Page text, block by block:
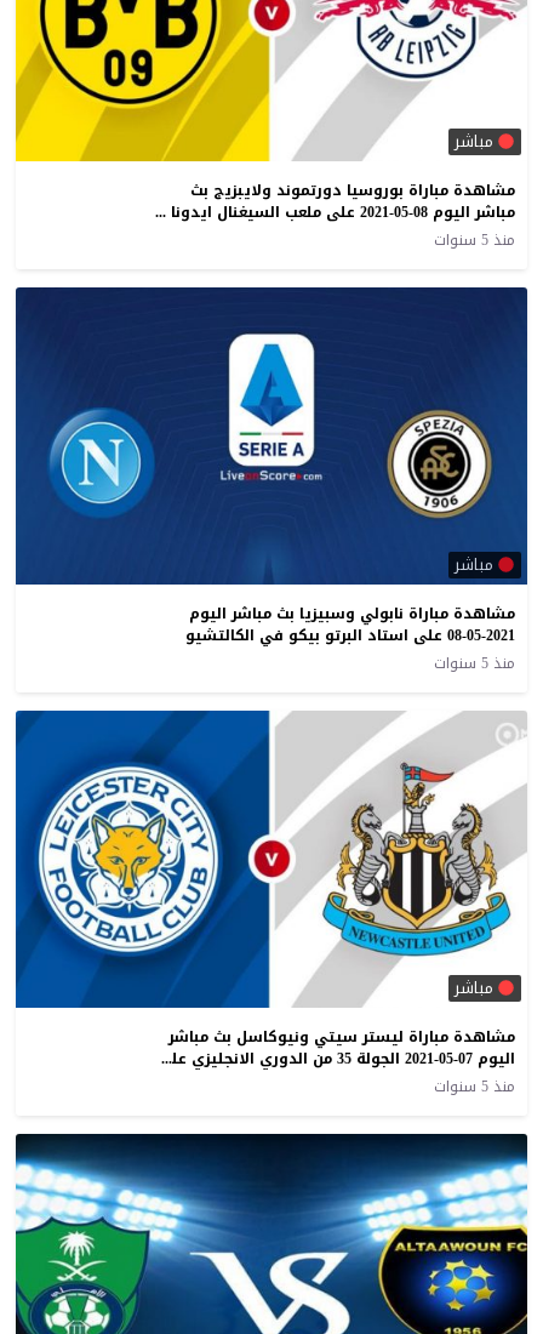
مباشر
مشاهدة مباراة بوروسيا دورتموند ولايبزيج بث
مباشر اليوم 08-05-2021 على ملعب السيغنال ايدونا بارك
منذ 5 سنوات
مباشر
مشاهدة مباراة نابولي وسبيزيا بث مباشر اليوم
08-05-2021 على استاد البرتو بيكو في الكالتشيو
منذ 5 سنوات
مباشر
مشاهدة مباراة ليستر سيتي ونيوكاسل بث مباشر
اليوم 07-05-2021 الجولة 35 من الدوري الانجليزي على ملعب الووكرز
منذ 5 سنوات